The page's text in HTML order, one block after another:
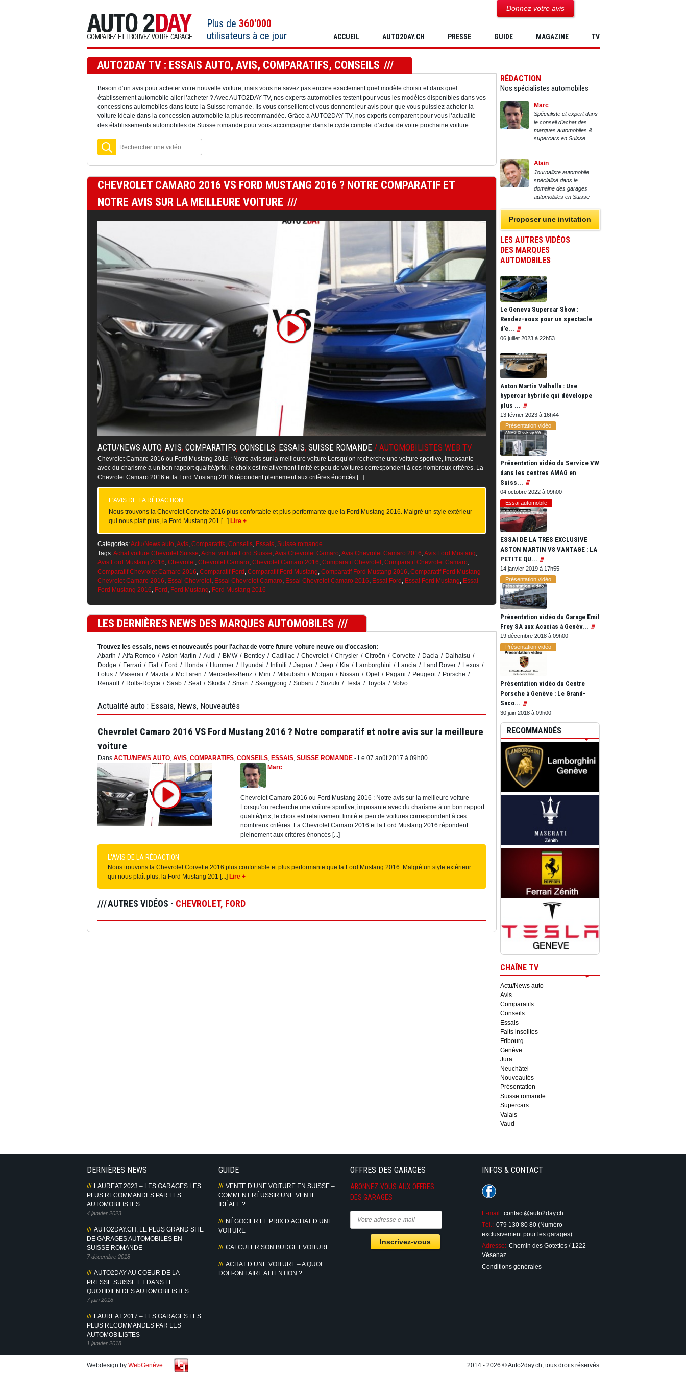
Plus de 360'000
utilisateurs à ce jour
ACCUEIL AUTO2DAY.CH PRESSE GUIDE MAGAZINE TV
Donnez votre avis
AUTO2DAY TV : ESSAIS AUTO, AVIS, COMPARATIFS, CONSEILS
Besoin d’un avis pour acheter votre nouvelle voiture, mais vous ne savez pas encore exactement quel modèle choisir et dans quel
établissement automobile aller l’acheter ? Avec AUTO2DAY TV, nos experts automobiles testent pour vous les modèles disponibles dans vos
concessions automobiles dans toute la Suisse romande. Ils vous conseillent et vous donnent leur avis pour que vous puissiez acheter la
voiture idéale dans la concession automobile la plus recommandée. Grâce à AUTO2DAY TV, nos experts comparent pour vous l’actualité
des établissements automobiles de Suisse romande pour vous accompagner dans le cycle complet d’achat de votre prochaine voiture.
CHEVROLET CAMARO 2016 VS FORD MUSTANG 2016 ? NOTRE COMPARATIF ET
NOTRE AVIS SUR LA MEILLEURE VOITURE
ACTU/NEWS AUTO, AVIS, COMPARATIFS, CONSEILS, ESSAIS, SUISSE ROMANDE/ AUTOMOBILISTES WEB TV
Chevrolet Camaro 2016 ou Ford Mustang 2016 : Notre avis sur la meilleure voiture Lorsqu’on recherche une voiture sportive, imposante
avec du charisme à un bon rapport qualité/prix, le choix est relativement limité et peu de voitures correspondent à ces nombreux critères. La
Chevrolet Camaro 2016 et la Ford Mustang 2016 répondent pleinement aux critères énoncés [...]
L'AVIS DE LA RÉDACTION
Nous trouvons la Chevrolet Corvette 2016 plus confortable et plus performante que la Ford Mustang 2016. Malgré un style extérieur
qui nous plaît plus, la Ford Mustang 201 [...] Lire +
Catégories:Actu/News auto,Avis, Comparatifs, Conseils, Essais, Suisse romande
Tags:Achat voiture Chevrolet Suisse,Achat voiture Ford Suisse,Avis Chevrolet Camaro,Avis Chevrolet Camaro 2016,Avis Ford Mustang,
Avis Ford Mustang 2016, Chevrolet, Chevrolet Camaro, Chevrolet Camaro 2016, Comparatif Chevrolet, Comparatif Chevrolet Camaro,
Comparatif Chevrolet Camaro 2016, Comparatif Ford , Comparatif Ford Mustang, Comparatif Ford Mustang 2016, Comparatif Ford Mustang
Chevrolet Camaro 2016, Essai Chevrolet, Essai Chevrolet Camaro, Essai Chevrolet Camaro 2016, Essai Ford , Essai Ford Mustang, Essai
Ford Mustang 2016, Ford , Ford Mustang, Ford Mustang 2016
LES DERNIÈRES NEWS DES MARQUES AUTOMOBILES
Trouvez les essais, news et nouveautés pour l'achat de votre future voiture neuve ou d'occasion:
Abarth
Alfa Romeo Aston Martin Audi BMW Bentley Cadillac Chevrolet Chrysler Citroën Corvette Dacia
Daihatsu
Dodge
Ferrari Fiat Ford Honda Hummer Hyundai Infiniti Jaguar Jeep Kia Lamborghini Lancia Land Rover
Lexus
Lotus
Maserati Mazda Mc Laren Mercedes-Benz Mini Mitsubishi Morgan Nissan Opel Pagani Peugeot
Porsche
Renault
Rolls-Royce Saab Seat Skoda Smart Ssangyong Subaru Suzuki Tesla Toyota Volvo
Actualité auto : Essais, News, Nouveautés
Chevrolet Camaro 2016 VS Ford Mustang 2016 ? Notre comparatif et notre avis sur la meilleure
voiture
Dans ACTU/NEWS AUTO, AVIS, COMPARATIFS, CONSEILS, ESSAIS, SUISSE ROMANDE- Le 07 août 2017 à 09h00
Marc
Chevrolet Camaro 2016 ou Ford Mustang 2016 : Notre avis sur la meilleure voiture
Lorsqu’on recherche une voiture sportive, imposante avec du charisme à un bon rapport
qualité/prix, le choix est relativement limité et peu de voitures correspondent à ces
nombreux critères. La Chevrolet Camaro 2016 et la Ford Mustang 2016 répondent
pleinement aux critères énoncés [...]
L'AVIS DE LA RÉDACTION
Nous trouvons la Chevrolet Corvette 2016 plus confortable et plus performante que la Ford Mustang 2016. Malgré un style extérieur
qui nous plaît plus, la Ford Mustang 201 [...] Lire +
AUTRES VIDÉOS - CHEVROLET, FORD
RÉDACTION
Nos spécialistes automobiles
Marc
Spécialiste et expert dans
le conseil d'achat des
marques automobiles &
supercars en Suisse
Alain
Journaliste automobile
spécialisé dans le
domaine des garages
automobiles en Suisse
Proposer une invitation
LES AUTRES VIDÉOS
DES MARQUES
AUTOMOBILES
Le Geneva Supercar Show :
Rendez-vous pour un spectacle
d’e...
06 juillet 2023 à 22h53
Aston Martin Valhalla : Une
hypercar hybride qui développe
plus ...
13 février 2023 à 16h44
Présentation vidéo
Présentation vidéo du Service VW
dans les centres AMAG en
Suiss...
04 octobre 2022 à 09h00
Essai automobile
ESSAI DE LA TRES EXCLUSIVE
ASTON MARTIN V8 VANTAGE : LA
PETITE QU...
14 janvier 2019 à 17h55
Présentation vidéo
Présentation vidéo du Garage Emil
Frey SA aux Acacias à Genèv...
19 décembre 2018 à 09h00
Présentation vidéo
Présentation vidéo du Centre
Porsche à Genève : Le Grand-
Saco...
30 juin 2018 à 09h00
RECOMMANDÉS
CHAÎNE TV
Actu/News auto
Avis
Comparatifs
Conseils
Essais
Faits insolites
Fribourg
Genève
Jura
Neuchâtel
Nouveautés
Présentation
Suisse romande
Supercars
Valais
Vaud
DERNIÈRES NEWS
LAUREAT 2023 – LES GARAGES LES
PLUS RECOMMANDES PAR LES
AUTOMOBILISTES
4 janvier 2023
AUTO2DAY.CH, LE PLUS GRAND SITE
DE GARAGES AUTOMOBILES EN
SUISSE ROMANDE
7 décembre 2018
AUTO2DAY AU COEUR DE LA
PRESSE SUISSE ET DANS LE
QUOTIDIEN DES AUTOMOBILISTES
7 juin 2018
LAUREAT 2017 – LES GARAGES LES
PLUS RECOMMANDES PAR LES
AUTOMOBILISTES
1 janvier 2018
GUIDE
VENTE D’UNE VOITURE EN SUISSE –
COMMENT RÉUSSIR UNE VENTE
IDÉALE ?
NÉGOCIER LE PRIX D’ACHAT D’UNE
VOITURE
CALCULER SON BUDGET VOITURE
ACHAT D’UNE VOITURE – A QUOI
DOIT-ON FAIRE ATTENTION ?
OFFRES DES GARAGES
ABONNEZ-VOUS AUX OFFRES
DES GARAGES
INFOS & CONTACT
E-mail: contact@auto2day.ch
Tél.: 079 130 80 80 (Numéro
exclusivement pour les garages)
Adresse: Chemin des Gotettes / 1222
Vésenaz
Conditions générales
Webdesign by WebGenève 2014 - 2026 © Auto2day.ch, tous droits réservés